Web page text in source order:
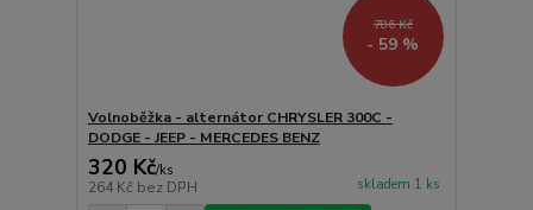
786 Kč
- 59 %
Volnoběžka - alternátor CHRYSLER 300C -
DODGE - JEEP - MERCEDES BENZ
320 Kč/ks
264 Kč bez DPH skladem 1 ks